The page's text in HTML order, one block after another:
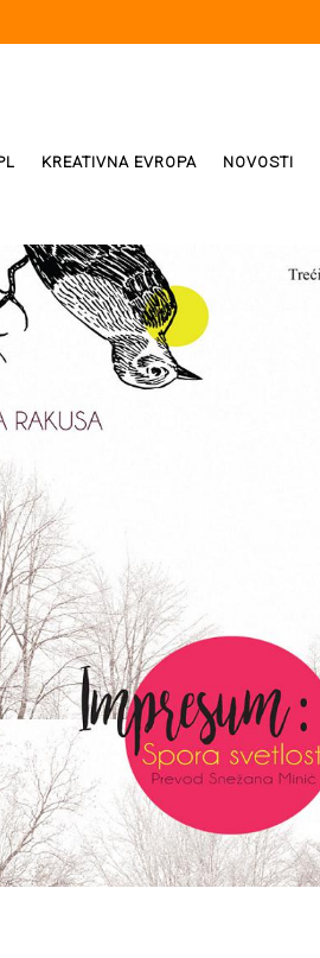
KREATIVNA EVROPA
ReX
Weda
NOVOSTI